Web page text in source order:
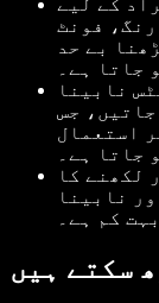
کے لیے
فونٹ
بے حد
جاتا ہے۔
نابینا
جس
استعمال
جاتا ہے۔
لکھنے کا
نابینا
کم ہے۔
سکتے ہیں